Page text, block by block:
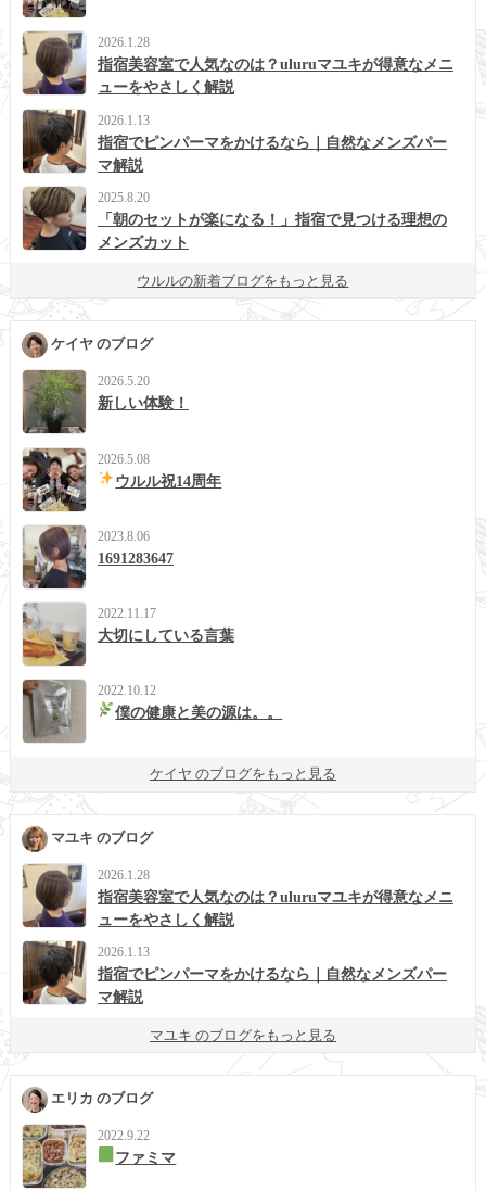
2026.1.28
指宿美容室で人気なのは？uluruマユキが得意なメニ
ューをやさしく解説
2026.1.13
指宿でピンパーマをかけるなら｜自然なメンズパー
マ解説
2025.8.20
「朝のセットが楽になる！」指宿で見つける理想の
メンズカット
ウルルの新着ブログをもっと見る
ケイヤ のブログ
2026.5.20
新しい体験！
2026.5.08
ウルル祝14周年
2023.8.06
1691283647
2022.11.17
大切にしている言葉
2022.10.12
僕の健康と美の源は。。
ケイヤ のブログをもっと見る
マユキ のブログ
2026.1.28
指宿美容室で人気なのは？uluruマユキが得意なメニ
ューをやさしく解説
2026.1.13
指宿でピンパーマをかけるなら｜自然なメンズパー
マ解説
マユキ のブログをもっと見る
エリカ のブログ
2022.9.22
ファミマ